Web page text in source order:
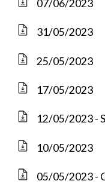
07/06/2023
31/05/2023
25/05/2023
17/05/2023
12/05/2023 -
10/05/2023
05/05/2023 -